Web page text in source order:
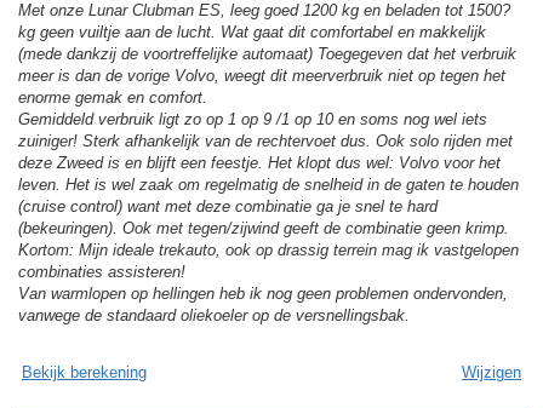
Met onze Lunar Clubman ES, leeg goed 1200 kg en beladen tot 1500?
kg geen vuiltje aan de lucht. Wat gaat dit comfortabel en makkelijk
(mede dankzij de voortreffelijke automaat) Toegegeven dat het verbruik
meer is dan de vorige Volvo, weegt dit meerverbruik niet op tegen het
enorme gemak en comfort.
Gemiddeld verbruik ligt zo op 1 op 9 /1 op 10 en soms nog wel iets
zuiniger! Sterk afhankelijk van de rechtervoet dus. Ook solo rijden met
deze Zweed is en blijft een feestje. Het klopt dus wel: Volvo voor het
leven. Het is wel zaak om regelmatig de snelheid in de gaten te houden
(cruise control) want met deze combinatie ga je snel te hard
(bekeuringen). Ook met tegen/zijwind geeft de combinatie geen krimp.
Kortom: Mijn ideale trekauto, ook op drassig terrein mag ik vastgelopen
combinaties assisteren!
Van warmlopen op hellingen heb ik nog geen problemen ondervonden,
vanwege de standaard oliekoeler op de versnellingsbak.
Bekijk berekening Wijzigen